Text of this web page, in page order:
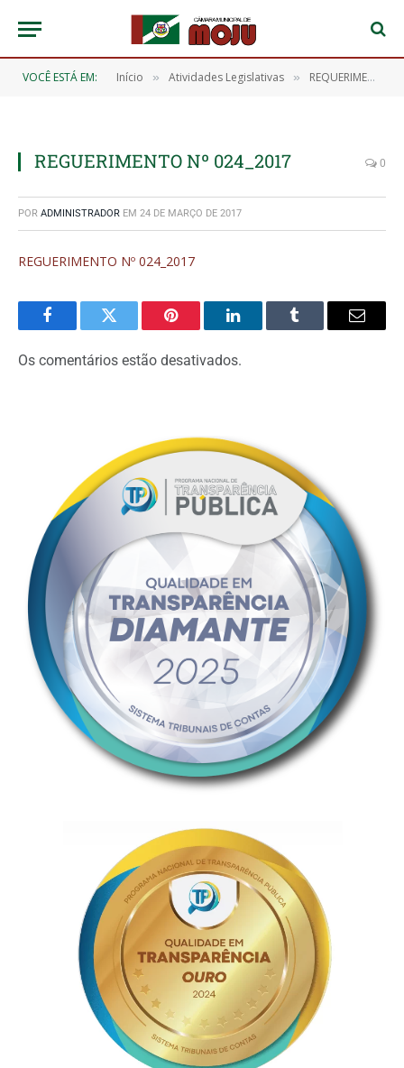
VOCÊ ESTÁ EM: Início » Atividades Legislativas » REQUERIMENTO Nº 024/2017
REGUERIMENTO Nº 024_2017 0
POR ADMINISTRADOR EM 24 DE MARÇO DE 2017
REGUERIMENTO Nº 024_2017
FacebookTwitter Pinterest O
LinkedIn
Tumblr
E-
Os comentários estão desativados.